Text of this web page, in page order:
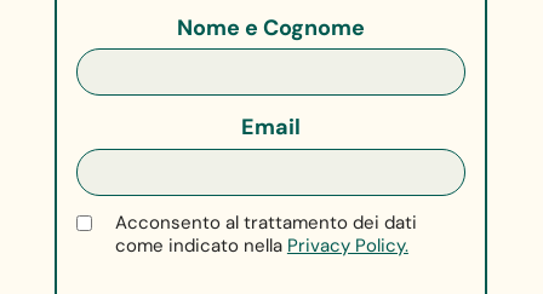
Nome e Cognome
Email
Acconsento al trattamento dei dati
come indicato nella Privacy Policy.